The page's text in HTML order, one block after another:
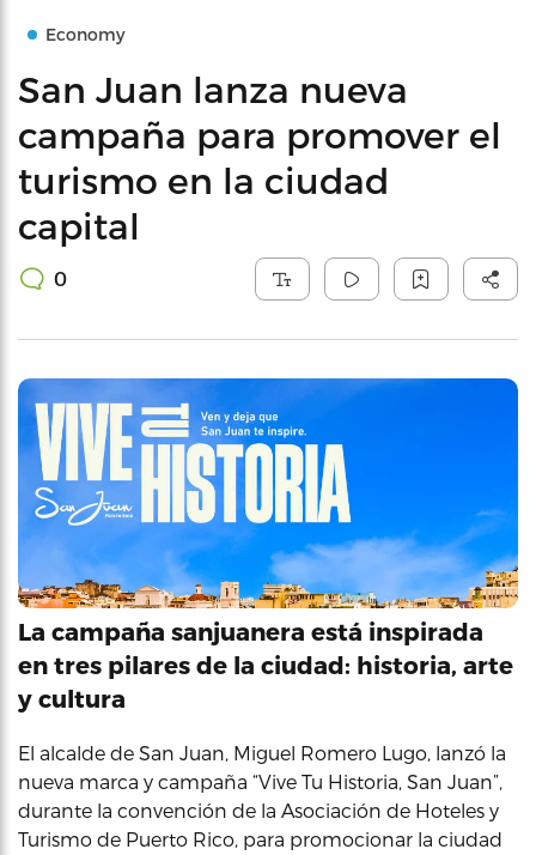
Economy
San Juan lanza nueva
campaña para promover el
turismo en la ciudad
capital
0
La campaña sanjuanera está inspirada
en tres pilares de la ciudad: historia, arte
y cultura
El alcalde de San Juan, Miguel Romero Lugo, lanzó la
nueva marca y campaña “Vive Tu Historia, San Juan”,
durante la convención de la Asociación de Hoteles y
Turismo de Puerto Rico, para promocionar la ciudad